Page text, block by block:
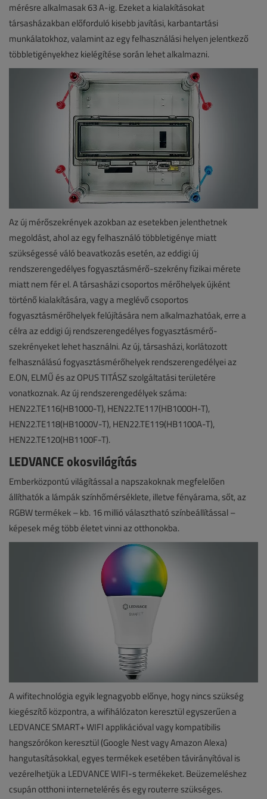
mérésre alkalmasak 63 A-ig. Ezeket a kialakításokat
társasházakban előforduló kisebb javítási, karbantartási
munkálatokhoz, valamint az egy felhasználási helyen jelentkező
többletigényekhez kielégítése során lehet alkalmazni.
Az új mérőszekrények azokban az esetekben jelenthetnek
megoldást, ahol az egy felhasználó többletigénye miatt
szükségessé váló beavatkozás esetén, az eddigi új
rendszerengedélyes fogyasztásmérő-szekrény fizikai mérete
miatt nem fér el. A társasházi csoportos mérőhelyek újként
történő kialakítására, vagy a meglévő csoportos
fogyasztásmérőhelyek felújítására nem alkalmazhatóak, erre a
célra az eddigi új rendszerengedélyes fogyasztásmérő-
szekrényeket lehet használni. Az új, társasházi, korlátozott
felhasználású fogyasztásmérőhelyek rendszerengedélyei az
E.ON, ELMŰ és az OPUS TITÁSZ szolgáltatási területére
vonatkoznak. Az új rendszerengedélyek száma:
HEN22.TE116(HB1000-T), HEN22.TE117(HB1000H-T),
HEN22.TE118(HB1000V-T), HEN22.TE119(HB1100A-T),
HEN22.TE120(HB1100F-T).
LEDVANCE okosvilágítás
Emberközpontú világítással a napszakoknak megfelelően
állíthatók a lámpák színhőmérséklete, illetve fényárama, sőt, az
RGBW termékek – kb. 16 millió választható színbeállítással –
képesek még több életet vinni az otthonokba.
A wifitechnológia egyik legnagyobb előnye, hogy nincs szükség
kiegészítő központra, a wifihálózaton keresztül egyszerűen a
LEDVANCE SMART+ WIFI applikációval vagy kompatibilis
hangszórókon keresztül (Google Nest vagy Amazon Alexa)
hangutasításokkal, egyes termékek esetében távirányítóval is
vezérelhetjük a LEDVANCE WIFI-s termékeket. Beüzemeléshez
csupán otthoni internetelérés és egy routerre szükséges.